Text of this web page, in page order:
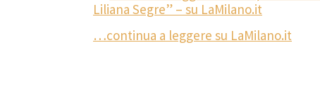
Liliana Segre” – su LaMilano.it
…continua a leggere su LaMilano.it